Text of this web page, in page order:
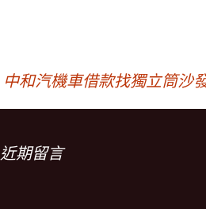
中和汽機車借款找獨立筒沙
近期留言